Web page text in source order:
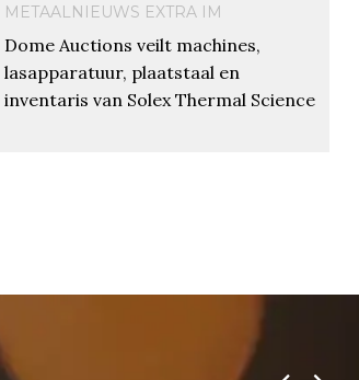
METAALNIEUWS EXTRA IM
Dome Auctions veilt machines,
lasapparatuur, plaatstaal en
inventaris van Solex Thermal Science